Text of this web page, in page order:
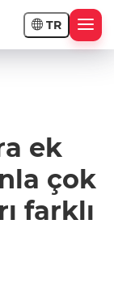
TR
ek
çok
farklı